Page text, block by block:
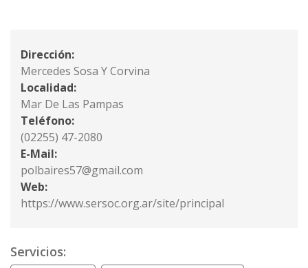
Dirección:
Mercedes Sosa Y Corvina
Localidad:
Mar De Las Pampas
Teléfono:
(02255) 47-2080
E-Mail:
polbaires57@gmail.com
Web:
https://www.sersoc.org.ar/site/principal
Servicios: